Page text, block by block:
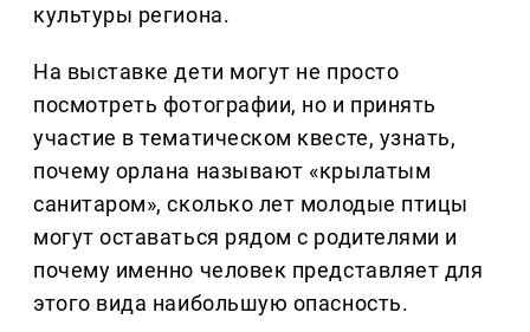
культуры региона.
На выставке дети могут не просто
посмотреть фотографии, но и принять
участие в тематическом квесте, узнать,
почему орлана называют «крылатым
санитаром», сколько лет молодые птицы
могут оставаться рядом с родителями и
почему именно человек представляет для
этого вида наибольшую опасность.